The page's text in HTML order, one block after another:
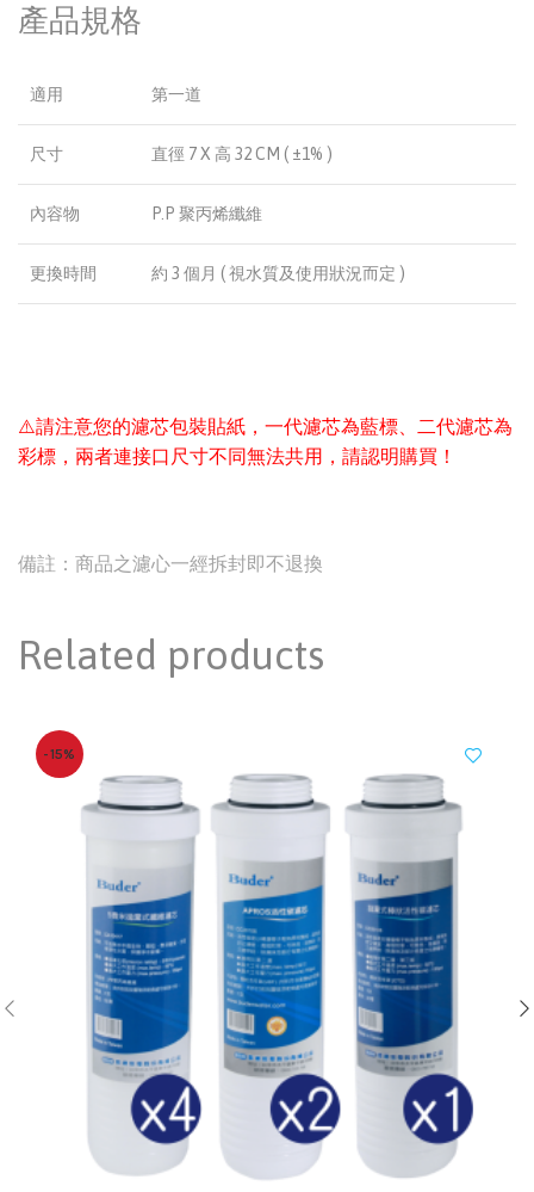
產品規格
適用 第一道
尺寸 直徑 7 X 高 32 CM ( ±1% )
內容物 P.P 聚丙烯纖維
更換時間 約 3 個月 ( 視水質及使用狀況而定 )
⚠️請注意您的濾芯包裝貼紙，一代濾芯為藍標、二代濾芯為
彩標，兩者連接口尺寸不同無法共用，請認明購買！
備註：商品之濾心一經拆封即不退換
Related products
-15%